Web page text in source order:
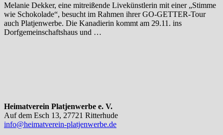
Melanie Dekker, eine mitreißende Livekünstlerin mit einer „Stimme
wie Schokolade“, besucht im Rahmen ihrer GO-GETTER-Tour
auch Platjenwerbe. Die Kanadierin kommt am 29.11. ins
Dorfgemeinschaftshaus und …
Heimatverein Platjenwerbe e. V.
Auf dem Esch 13, 27721 Ritterhude
info@heimatverein-platjenwerbe.de